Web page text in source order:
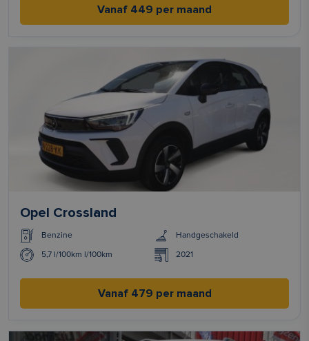
Vanaf 449 per maand
Opel Crossland
Benzine Handgeschakeld
5,7 l/100km l/100km 2021
Vanaf 479 per maand